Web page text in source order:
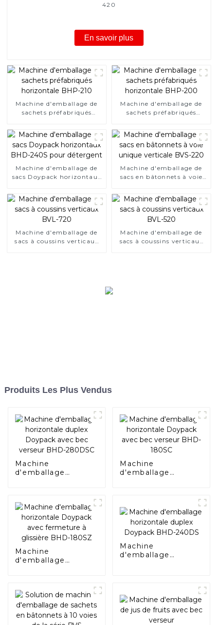
420
En savoir plus
Machine d'emballage de
sachets préfabriqués
Machine d'emballage de
sachets préfabriqués
Machine d'emballage de
sacs Doypack horizontaux
Machine d'emballage de
sacs en bâtonnets à voie
Machine d'emballage de
sacs à coussins verticaux
Machine d'emballage de
sacs à coussins verticaux
Produits Les Plus Vendus
Machine
d'emballage
280DSC
Machine
d'emballage
verseur BHD-180SC
Machine
d'emballage
glissière BHD-
180SZ
Machine
d'emballage